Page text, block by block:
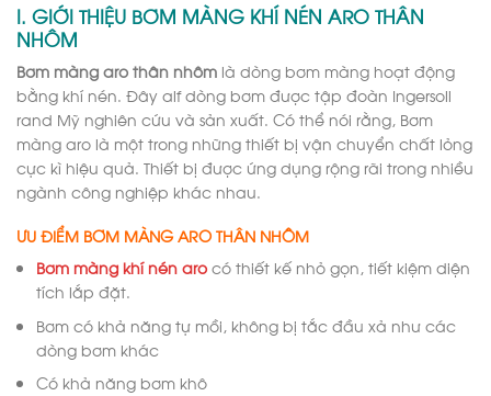
I. GIỚI THIỆU BƠM MÀNG KHÍ NÉN ARO THÂN
NHÔM
Bơm màng aro thân nhôm là dòng bơm màng hoạt động
bằng khí nén. Đây alf dòng bơm được tập đoàn Ingersoll
rand Mỹ nghiên cứu và sản xuất. Có thể nói rằng, Bơm
màng aro là một trong những thiết bị vận chuyển chất lỏng
cực kì hiệu quả. Thiết bị được ứng dụng rộng rãi trong nhiều
ngành công nghiệp khác nhau.
ƯU ĐIỂM BƠM MÀNG ARO THÂN NHÔM
Bơm màng khí nén arocó thiết kế nhỏ gọn, tiết kiệm diện
tích lắp đặt.
Bơm có khả năng tự mồi, không bị tắc đầu xả như các
dòng bơm khác
Có khả năng bơm khô